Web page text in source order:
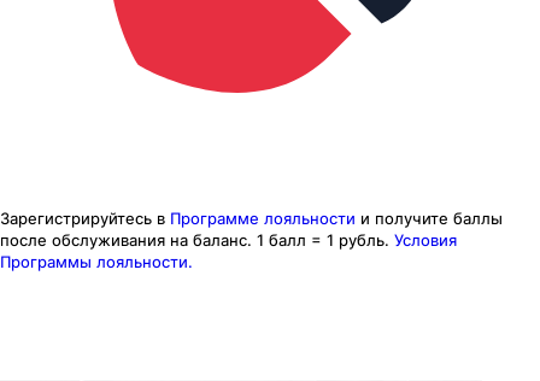
Зарегистрируйтесь в Программе лояльности и получите баллы
после обслуживания на баланс. 1 балл = 1 рубль. Условия
Программы лояльности.